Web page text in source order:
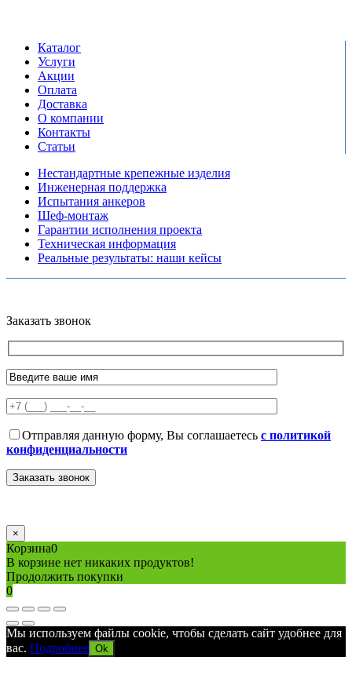
Каталог
Услуги
Акции
Оплата
Доставка
О компании
Контакты
Статьи
Нестандартные крепежные изделия
Инженерная поддержка
Испытания анкеров
Шеф-монтаж
Гарантии исполнения проекта
Техническая информация
Реальные результаты: наши кейсы
Заказать звонок
Отправляя данную форму, Вы соглашаетесь с политикой
конфиденциальности
×
Корзина0
В корзине нет никаких продуктов!
Продолжить покупки
0
Мы используем файлы cookie, чтобы сделать сайт удобнее для
вас. Подробнее Ok